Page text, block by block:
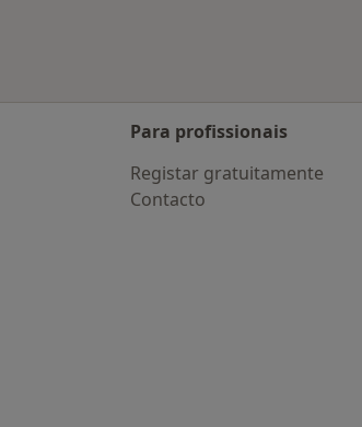
Para profissionais
Registar gratuitamente
Contacto